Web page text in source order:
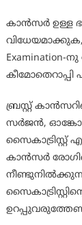
കാന്‍സര്‍ ഉള്ള
വിധേയമാക്കുക,
ബ്രസ്റ്റ്
സര്‍ജന്‍,
സൈകാട്രിസ്റ്റ്
കാന്‍സര്‍